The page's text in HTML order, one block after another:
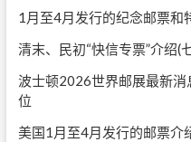
1月至4月发行的纪念邮票和
清末、民初“快信专票”介绍(
波士顿2026世界邮展最新
位
美国1月至4月发行的邮票介